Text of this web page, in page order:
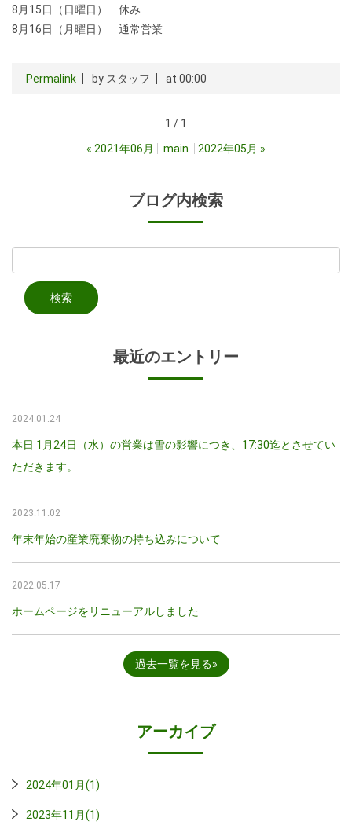
8月15日（日曜日） 休み
8月16日（月曜日） 通常営業
Permalink by スタッフ at 00:00
1 / 1
« 2021年06月 main 2022年05月 »
ブログ内検索
最近のエントリー
2024.01.24
本日 1月24日（水）の営業は雪の影響につき、17:30迄とさせてい
ただきます。
2023.11.02
年末年始の産業廃棄物の持ち込みについて
2022.05.17
ホームページをリニューアルしました
過去一覧を見る
アーカイブ
2024年01月(1)
2023年11月(1)